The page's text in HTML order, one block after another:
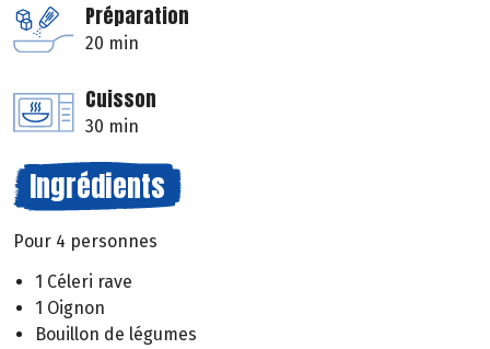
Préparation
20 min
Cuisson
30 min
Ingrédients
Pour 4 personnes
1 Céleri rave
1 Oignon
Bouillon de légumes